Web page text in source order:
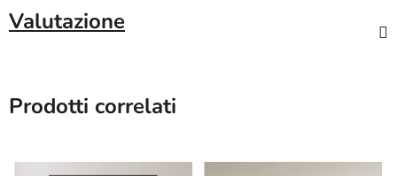
Valutazione
Prodotti correlati